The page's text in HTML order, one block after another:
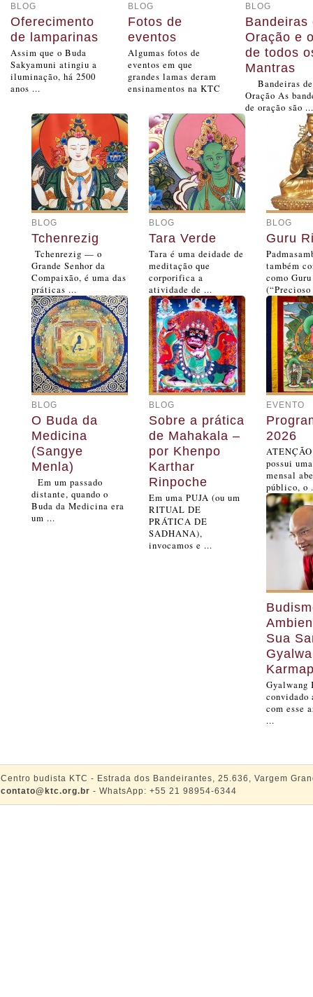
BLOG
Oferecimento
de lamparinas
Assim que o Buda
Sakyamuni atingiu a
iluminação, há 2500
anos ...
BLOG
Fotos de
eventos
Algumas fotos de
eventos em que
grandes lamas deram
ensinamentos na KTC
BLOG
Bandeiras
Oração e
de todos
Mantras
Bandeiras de
Oração As
de oração são ...
BLOG
Tchenrezig
Tchenrezig — o
Grande Senhor da
Compaixão, é uma das
práticas ...
BLOG
Tara Verde
Tara é uma deidade de
meditação que
corporifica a
atividade de ...
BLOG
Guru
também
como
BLOG
O Buda da
Medicina
(Sangye
Menla)
Em um passado
distante, quando o
Buda da Medicina era
um ...
BLOG
Sobre a prática
de Mahakala –
por Khenpo
Karthar
Rinpoche
Em uma PUJA (ou um
RITUAL DE
PRÁTICA DE
SADHANA),
invocamos e ...
EVENTO
2026
possui
mensal
público, o
Sua
Gyalwang
com esse
...
Centro budista KTC - Estrada dos Bandeirantes, 25.636, Vargem
contato@ktc.org.br - WhatsApp: +55 21 98954-6344